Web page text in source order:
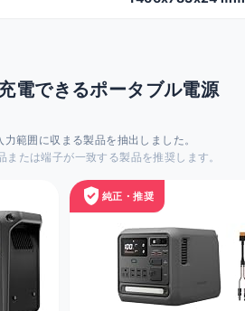
電できるポータブル電源
力範囲に収まる製品を抽出しました。
たは端子が一致する製品を推奨します。
verified_user 純正・推奨